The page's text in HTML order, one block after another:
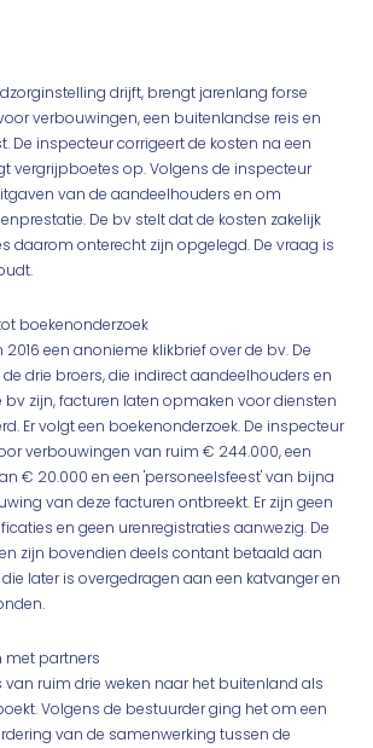
drijft, brengt jarenlang forse
verbouwingen, een buitenlandse reis en
De inspecteur corrigeert de kosten na een
vergrijpboetes op. Volgens de inspecteur
van de aandeelhouders en om
De bv stelt dat de kosten zakelijk
daarom onterecht zijn opgelegd. De vraag is
boekenonderzoek
2016 een anonieme klikbrief over de bv. De
drie broers, die indirect aandeelhouders en
bv zijn, facturen laten opmaken voor diensten
Er volgt een boekenonderzoek. De inspecteur
verbouwingen van ruim € 244.000, een
€ 20.000 en een 'personeelsfeest' van bijna
van deze facturen ontbreekt. Er zijn geen
en geen urenregistraties aanwezig. De
zijn bovendien deels contant betaald aan
later is overgedragen aan een katvanger en
met partners
van ruim drie weken naar het buitenland als
Volgens de bestuurder ging het om een
van de samenwerking tussen de